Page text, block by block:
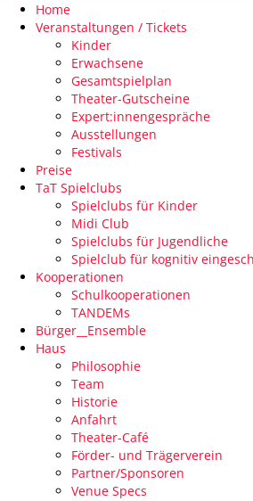
Home
Veranstaltungen / Tickets
Kinder
Erwachsene
Gesamtspielplan
Theater-Gutscheine
Expert:innengespräche
Ausstellungen
Festivals
Preise
TaT Spielclubs
Spielclubs für Kinder
Midi Club
Spielclubs für Jugendliche
Spielclub für kognitiv
Kooperationen
Schulkooperationen
TANDEMs
Bürger__Ensemble
Haus
Philosophie
Team
Historie
Anfahrt
Theater-Café
Förder- und Trägerverein
Partner/Sponsoren
Venue Specs